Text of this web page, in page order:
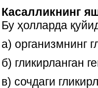
Касалликнинг
Бу ҳолларда
а) организмнинг
б) гликирланган
в) сочдаги